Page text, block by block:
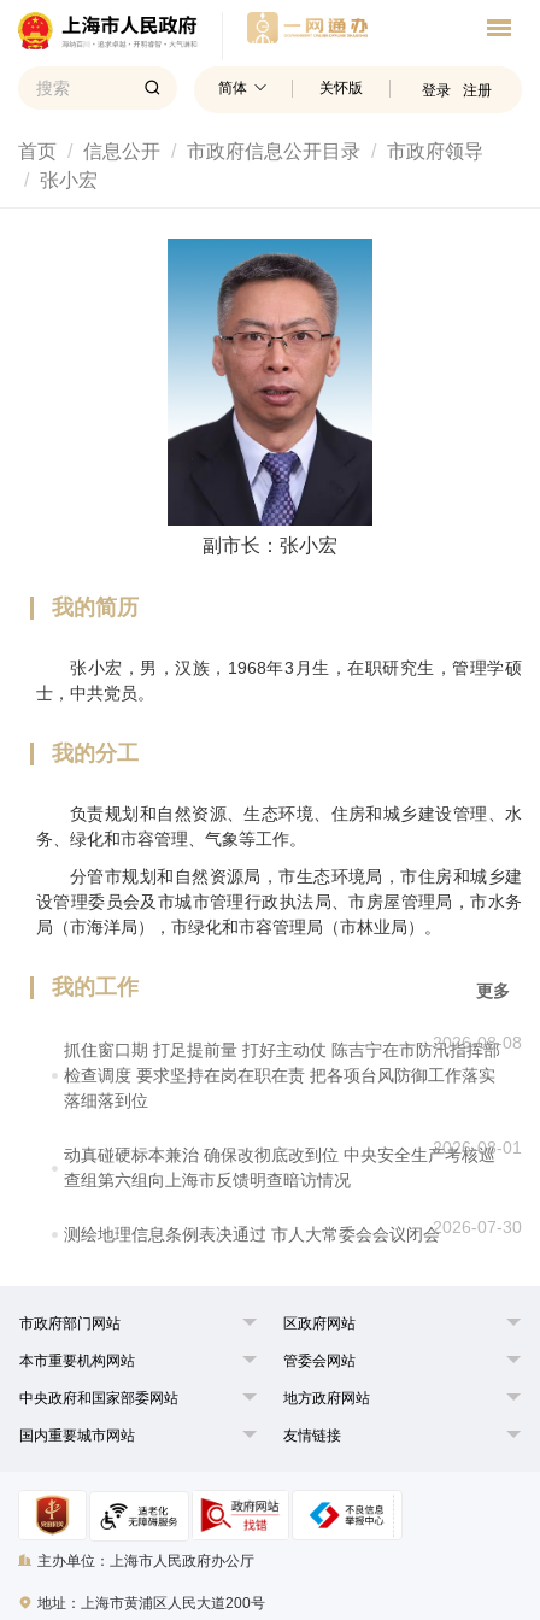
简体 关怀版 登录 注册
首页 信息公开 市政府信息公开目录
市政府领导
张小宏
副市长：张小宏
我的简历
张小宏，男，汉族，1968年3月生，在职研究生，管理学硕
士，中共党员。
我的分工
负责规划和自然资源、生态环境、住房和城乡建设管理、水
务、绿化和市容管理、气象等工作。
分管市规划和自然资源局，市生态环境局，市住房和城乡建
设管理委员会及市城市管理行政执法局、市房屋管理局，市水务
局（市海洋局），市绿化和市容管理局（市林业局）。
我的工作 更多
抓住窗口期 打足提前量 打好主动仗 陈吉宁在市防汛指挥部
检查调度 要求坚持在岗在职在责 把各项台风防御工作落实
落细落到位
2026-08-08
动真碰硬标本兼治 确保改彻底改到位 中央安全生产考核巡
查组第六组向上海市反馈明查暗访情况
2026-08-01
测绘地理信息条例表决通过 市人大常委会会议闭会2026-07-30
市政府部门网站 区政府网站
本市重要机构网站 管委会网站
中央政府和国家部委网站 地方政府网站
国内重要城市网站 友情链接
主办单位：上海市人民政府办公厅
地址：上海市黄浦区人民大道200号